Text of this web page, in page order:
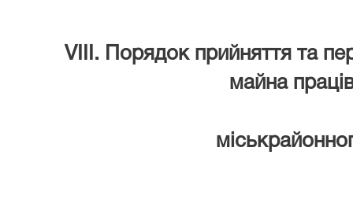
VIІI. Порядок прийняття та
майна